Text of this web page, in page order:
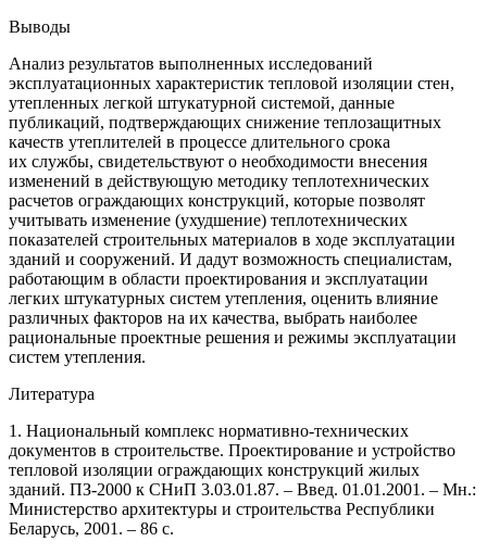
Выводы
Анализ результатов выполненных исследований
эксплуатационных характеристик тепловой изоляции стен,
утепленных легкой штукатурной системой, данные
публикаций, подтверждающих снижение теплозащитных
качеств утеплителей в процессе длительного срока
их службы, свидетельствуют о необходимости внесения
изменений в действующую методику теплотехнических
расчетов ограждающих конструкций, которые позволят
учитывать изменение (ухудшение) теплотехнических
показателей строительных материалов в ходе эксплуатации
зданий и сооружений. И дадут возможность специалистам,
работающим в области проектирования и эксплуатации
легких штукатурных систем утепления, оценить влияние
различных факторов на их качества, выбрать наиболее
рациональные проектные решения и режимы эксплуатации
систем утепления.
Литература
1. Национальный комплекс нормативно-технических
документов в строительстве. Проектирование и устройство
тепловой изоляции ограждающих конструкций жилых
зданий. ПЗ-2000 к СНиП 3.03.01.87. – Введ. 01.01.2001. – Мн.:
Министерство архитектуры и строительства Республики
Беларусь, 2001. – 86 с.